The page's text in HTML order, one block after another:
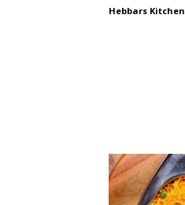
Hebbars Kitchen